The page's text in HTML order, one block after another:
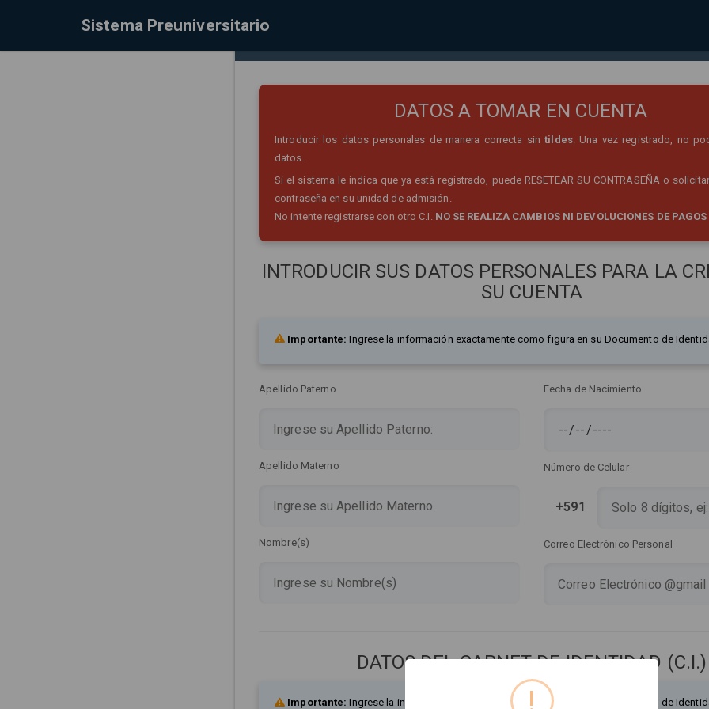
Sistema Preuniversitario
DATOS A TOMAR EN CUENTA
Introducir los datos personales de manera correcta sintildes. Una vez registrado, no
datos.
Si el sistema le indica que ya está registrado, puede RESETEAR SU CONTRASEÑA o
contraseña en su unidad de admisión.
No intente registrarse con otro C.I. NO SE REALIZA CAMBIOS NI DEVOLUCIONES DE
INTRODUCIR SUS DATOS PERSONALES PARA LA
SU CUENTA
Importante: Ingrese la información exactamente como figura en su Documento de
Apellido Paterno
Apellido Materno
Nombre(s)
Fecha de Nacimiento
Número de Celular
+591
Correo Electrónico Personal
DATOS DEL CARNET DE IDENTIDAD (C.I.)
Importante: Ingrese la información exactamente como figura en su Documento de
!